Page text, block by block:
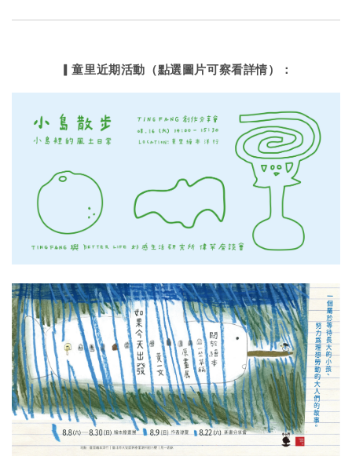
▎童里近期活動（點選圖片可察看詳情）：